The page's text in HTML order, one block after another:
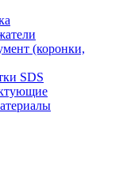
(коронки,
SDS